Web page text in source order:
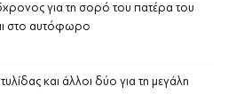
για τη σορό του πατέρα του
στο αυτόφωρο
και άλλοι δύο για τη μεγάλη